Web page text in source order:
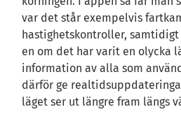
var det står exempelvis
hastighetskontroller, samtidigt
en om det har varit en olycka
information av alla som
därför ge
läget ser ut längre fram längs